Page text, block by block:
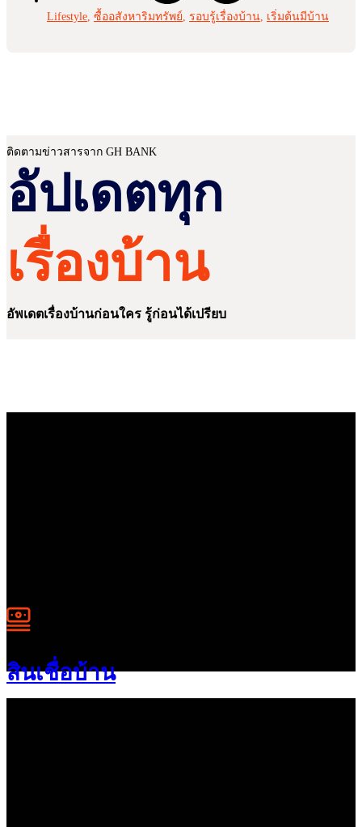
Lifestyle ซื้ออสังหาริมทรัพย์ รอบรู้เรื่องบ้าน เริ่มต้นมีบ้าน
ติดตามข่าวสารจาก GH BANK
อัปเดตทุก
เรื่องบ้าน
อัพเดตเรื่องบ้านก่อนใคร รู้ก่อนได้เปรียบ
สินเชื่อบ้าน